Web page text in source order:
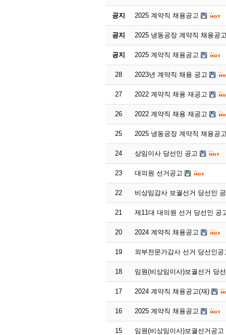
공지 2025 계약직 채용공고
공지 2025 냉동공장 계약직 채용공
공지 2025 계약직 채용공고
28 2023년 계약직 채용 공고
27 2022 계약직 채용 재공고
26 2022 계약직 채용 재공고
25 2025 냉동공장 계약직 채용공
24 상임이사 당선인 공고
23 대의원 선거공고
22 비상임감사 보궐선거 당선인
21 제11대 대의원 선거 당선인 공
20 2024 계약직 채용공고
19 외부전문가감사 선거 당선인공
18 임원(비상임이사)보궐선거 당
17 2024 계약직 채용공고(재)
16 2025 계약직 채용공고
15 임원(비상임이사)보궐선거공고